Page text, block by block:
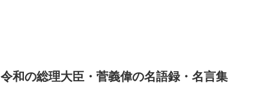
令和の総理大臣・菅義偉の名語録・名言集